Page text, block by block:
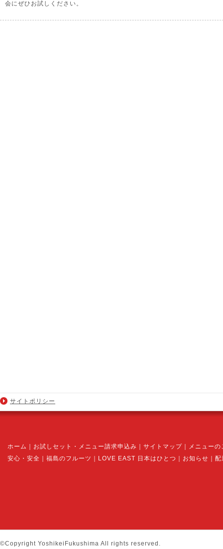
会にぜひお試しください。
サイトポリシー
ホーム お試しセット・メニュー請求申込み サイトマップ
メニュー
安心・安全
福島のフルーツ LOVE EAST 日本はひとつ お知らせ 配
©Copyright YoshikeiFukushima All rights reserved.